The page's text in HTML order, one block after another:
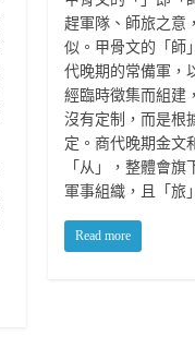
趕軍隊、師旅之意
似。甲骨文的「師
代晚期的常備軍，
經臨時徵集而組建
沒有定制，而是根
定。商代晚期金文
「从」，整體會
軍事組織，且「旅
Read more